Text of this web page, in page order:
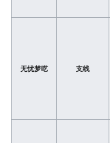
无忧梦呓 支线